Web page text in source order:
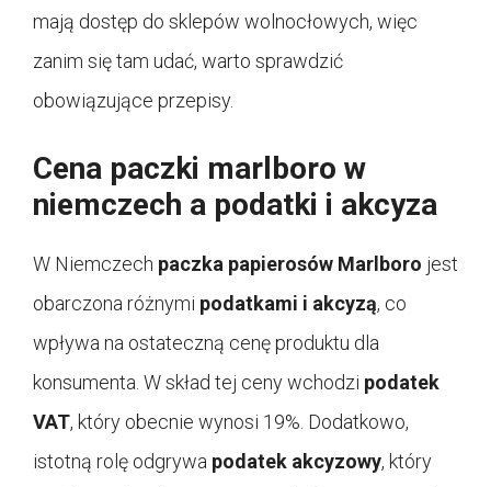
mają dostęp do sklepów wolnocłowych, więc
zanim się tam udać, warto sprawdzić
obowiązujące przepisy.
Cena paczki marlboro w
niemczech a podatki i akcyza
W Niemczech paczka papierosów Marlboro jest
obarczona różnymi podatkami i akcyzą, co
wpływa na ostateczną cenę produktu dla
konsumenta. W skład tej ceny wchodzi podatek
VAT, który obecnie wynosi 19%. Dodatkowo,
istotną rolę odgrywa podatek akcyzowy, który